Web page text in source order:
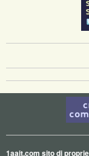
1aait.com sito di